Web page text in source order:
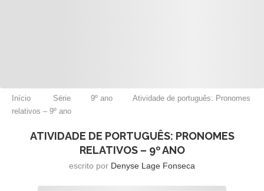
Início Série 9º ano
Atividade de português: Pronomes
relativos – 9º ano
ATIVIDADE DE PORTUGUÊS: PRONOMES
RELATIVOS – 9º ANO
escrito por Denyse Lage Fonseca